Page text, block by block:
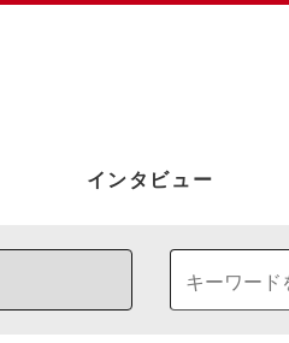
インタビュー